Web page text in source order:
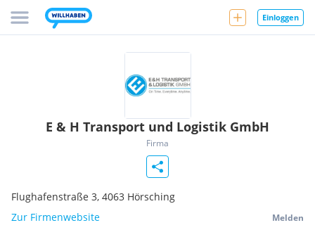
Einloggen
E & H Transport und Logistik GmbH
Firma
Flughafenstraße 3, 4063 Hörsching
Zur Firmenwebsite
Melden